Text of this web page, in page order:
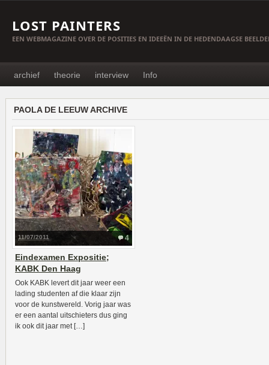
LOST PAINTERS
EEN WEBMAGAZINE OVER DE POSITIES EN IDEEËN IN DE HEDENDAAGSE
archief theorie interview Info
PAOLA DE LEEUW ARCHIVE
4
11/07/2011
Eindexamen Expositie;
KABK Den Haag
Ook KABK levert dit jaar weer een
lading studenten af die klaar zijn
voor de kunstwereld. Vorig jaar was
er een aantal uitschieters dus ging
ik ook dit jaar met […]